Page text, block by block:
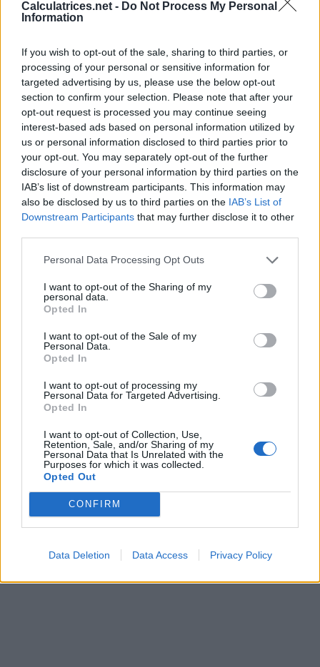
Calculatrices.net - Do Not Process My Personal
Information
If you wish to opt-out of the sale, sharing to third parties, or
processing of your personal or sensitive information for
targeted advertising by us, please use the below opt-out
section to confirm your selection. Please note that after your
opt-out request is processed you may continue seeing
interest-based ads based on personal information utilized by
us or personal information disclosed to third parties prior to
your opt-out. You may separately opt-out of the further
disclosure of your personal information by third parties on the
IAB’s list of downstream participants. This information may
also be disclosed by us to third parties on the IAB’s List of
Downstream Participants that may further disclose it to other
Personal Data Processing Opt Outs
I want to opt-out of the Sharing of my
personal data.
Opted In
I want to opt-out of the Sale of my
Personal Data.
Opted In
I want to opt-out of processing my
Personal Data for Targeted Advertising.
Opted In
I want to opt-out of Collection, Use,
Retention, Sale, and/or Sharing of my
Personal Data that Is Unrelated with the
Purposes for which it was collected.
Opted Out
CONFIRM
Data Deletion Data Access Privacy Policy
Utilitaire
calculs.
Compteur de jour
Compteur de mots / compteur de caractères
Convertisseurs d'unités
Convertisseur de l'aire
Convertisseur de longueur
Convertisseur de poids
Convertisseur de puissance
Convertisseur de vitesse
Convertisseur de volume
Divertissement
Plusieurs compteurs amusants.
Calculateur d'âge
Calculatrice d'amour